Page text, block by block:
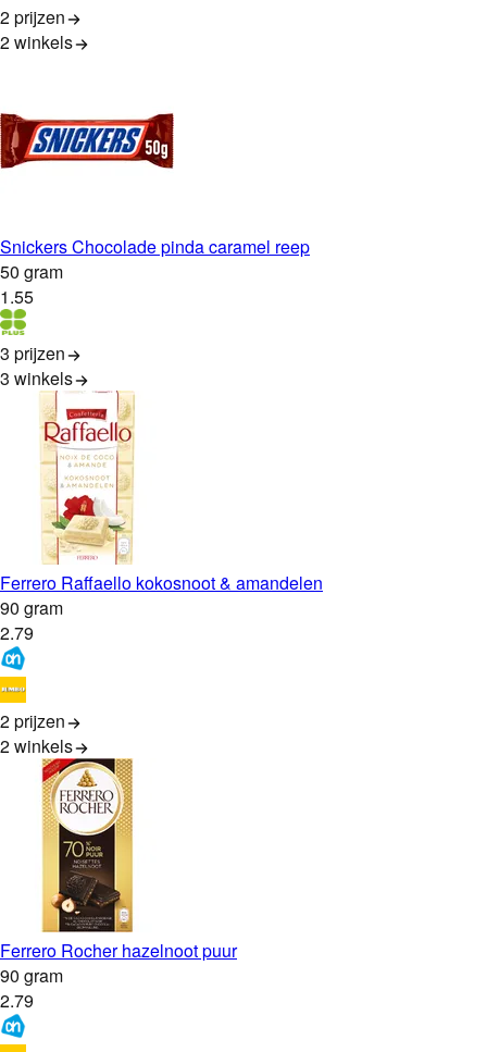
2 prijzen
2winkels
Snickers Chocolade pinda caramel reep
50 gram
1.55
3 prijzen
3 winkels
Ferrero Raffaello kokosnoot & amandelen
90 gram
2.79
2 prijzen
2winkels
Ferrero Rocher hazelnoot puur
90 gram
2.79